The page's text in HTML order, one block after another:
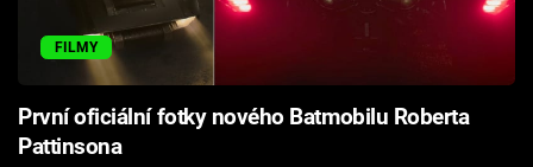
Přihlášení
Sledujte nás
FILMY
První oficiální fotky nového Batmobilu Roberta
Pattinsona